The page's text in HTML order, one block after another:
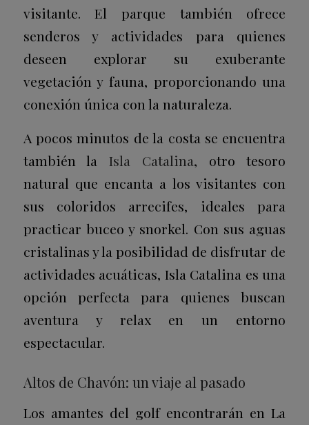
visitante. El parque también ofrece
senderos y actividades para quienes
deseen explorar su exuberante
vegetación y fauna, proporcionando una
conexión única con la naturaleza.
A pocos minutos de la costa se encuentra
también la Isla Catalina, otro tesoro
natural que encanta a los visitantes con
sus coloridos arrecifes, ideales para
practicar buceo y snorkel. Con sus aguas
cristalinas y la posibilidad de disfrutar de
actividades acuáticas, Isla Catalina es una
opción perfecta para quienes buscan
aventura y relax en un entorno
espectacular.
Altos de Chavón: un viaje al pasado
Los amantes del golf encontrarán en La